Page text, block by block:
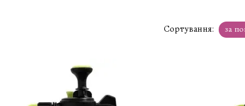
Сортування: за